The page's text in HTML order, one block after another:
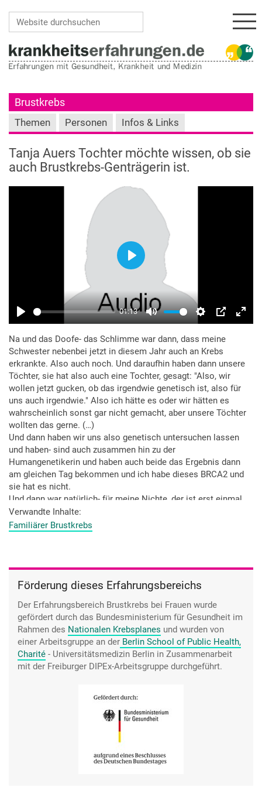
Brustkrebs
Themen Personen Infos & Links
Tanja Auers Tochter möchte wissen, ob sie
auch Brustkrebs-Genträgerin ist.
Na und das Doofe- das Schlimme war dann, dass meine
Schwester nebenbei jetzt in diesem Jahr auch an Krebs
erkrankte. Also auch noch. Und daraufhin haben dann unsere
Töchter, sie hat also auch eine Tochter, gesagt: "Also, wir
wollen jetzt gucken, ob das irgendwie genetisch ist, also für
uns auch irgendwie." Also ich hätte es oder wir hätten es
wahrscheinlich sonst gar nicht gemacht, aber unsere Töchter
wollten das gerne. (…)
Und dann haben wir uns also genetisch untersuchen lassen
und haben- sind auch zusammen hin zu der
Humangenetikerin und haben auch beide das Ergebnis dann
am gleichen Tag bekommen und ich habe dieses BRCA2 und
sie hat es nicht.
Und dann war natürlich- für meine Nichte, der ist erst einmal
eine Last runtergefallen. Aber meine Tochter saß neben mir
und die kriegte dann erst einmal die Tränen in die Augen
nicht." Obwohl sie dann zu mir sagte irgendwie, für sie ist es
eigentlich wichtiger oder für sie wäre es schlimmer, jetzt zum
irgendwie so etwas, als die Krebserkrankung selber. Weil sie
jetzt irgendwie bei mir gesehen hat: Naja okay, man kann es
überstehen. Aber trotzdem möchte sie es gerne wissen.
Verwandte Inhalte
Familiärer Brustkrebs
Förderung dieses Erfahrungsbereichs
Der Erfahrungsbereich Brustkrebs bei Frauen wurde
gefördert durch das Bundesministerium für Gesundheit im
Rahmen des Nationalen Krebsplanes und wurden von
einer Arbeitsgruppe an der Berlin School of Public Health,
Charité - Universitätsmedizin Berlin in Zusammenarbeit
mit der Freiburger DIPEx-Arbeitsgruppe durchgeführt.